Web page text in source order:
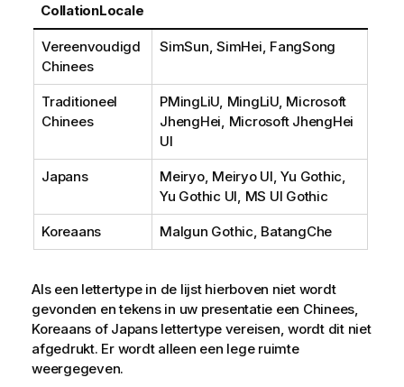
CollationLocale
Vereenvoudigd
Chinees
SimSun, SimHei, FangSong
Traditioneel
Chinees
PMingLiU, MingLiU, Microsoft
JhengHei, Microsoft JhengHei
UI
Japans
Meiryo, Meiryo UI, Yu Gothic,
Yu Gothic UI, MS UI Gothic
Koreaans Malgun Gothic, BatangChe
Als een lettertype in de lijst hierboven niet wordt
gevonden en tekens in uw presentatie een Chinees,
Koreaans of Japans lettertype vereisen, wordt dit niet
afgedrukt. Er wordt alleen een lege ruimte
weergegeven.